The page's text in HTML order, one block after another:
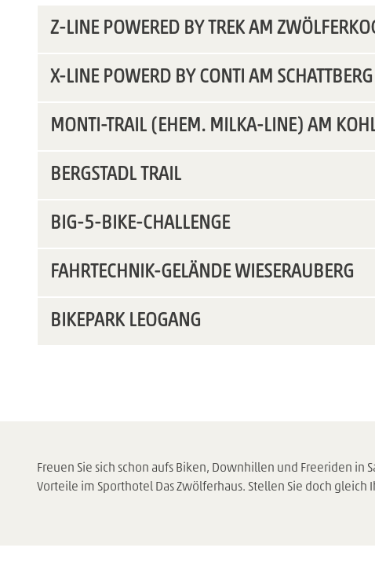
Z-LINE POWERED BY TREK AM
X-LINE POWERD BY CONTI AM SCHATTBERG
MONTI-TRAIL (EHEM. MILKA-LINE) AM
BERGSTADL TRAIL
BIG-5-BIKE-CHALLENGE
FAHRTECHNIK-GELÄNDE WIESERAUBERG
BIKEPARK LEOGANG
Freuen Sie sich schon aufs Biken, Downhillen und Freeriden in
Vorteile im Sporthotel Das Zwölferhaus. Stellen Sie doch